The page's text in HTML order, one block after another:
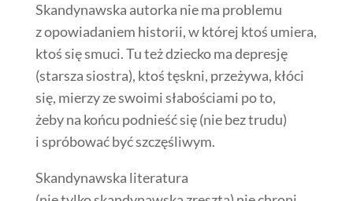
Skandynawska autorka nie ma problemu
z opowiadaniem historii, w której ktoś umiera,
ktoś się smuci. Tu też dziecko ma depresję
(starsza siostra), ktoś tęskni, przeżywa, kłóci
się, mierzy ze swoimi słabościami po to,
żeby na końcu podnieść się (nie bez trudu)
i spróbować być szczęśliwym.
Skandynawska literatura